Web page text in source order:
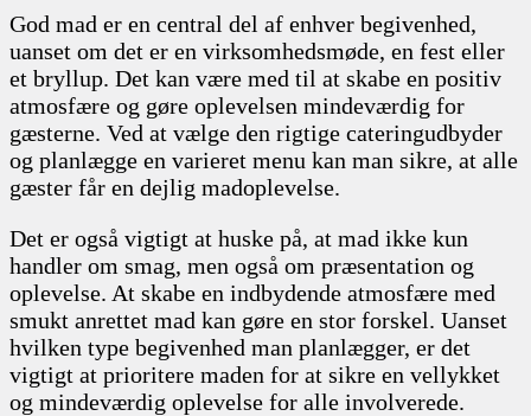
God mad er en central del af enhver begivenhed,
uanset om det er en virksomhedsmøde, en fest eller
et bryllup. Det kan være med til at skabe en positiv
atmosfære og gøre oplevelsen mindeværdig for
gæsterne. Ved at vælge den rigtige cateringudbyder
og planlægge en varieret menu kan man sikre, at alle
gæster får en dejlig madoplevelse.
Det er også vigtigt at huske på, at mad ikke kun
handler om smag, men også om præsentation og
oplevelse. At skabe en indbydende atmosfære med
smukt anrettet mad kan gøre en stor forskel. Uanset
hvilken type begivenhed man planlægger, er det
vigtigt at prioritere maden for at sikre en vellykket
og mindeværdig oplevelse for alle involverede.